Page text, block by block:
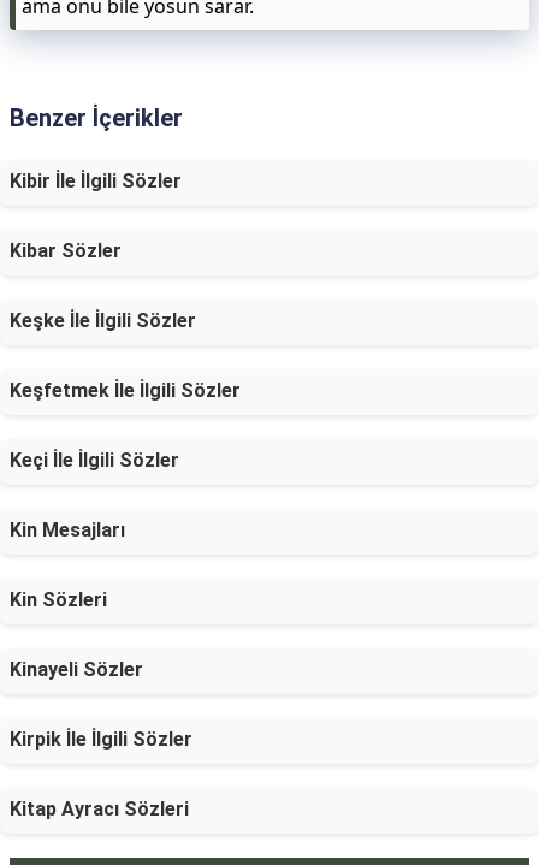
ama onu bile yosun sarar.
Benzer İçerikler
Kibir İle İlgili Sözler
Kibar Sözler
Keşke İle İlgili Sözler
Keşfetmek İle İlgili Sözler
Keçi İle İlgili Sözler
Kin Mesajları
Kin Sözleri
Kinayeli Sözler
Kirpik İle İlgili Sözler
Kitap Ayracı Sözleri